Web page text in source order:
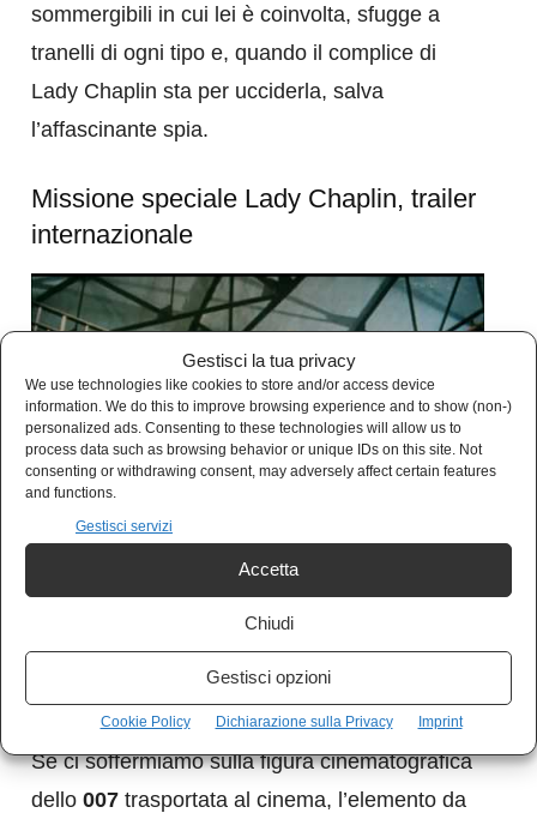
Gestisci la tua privacy
We use technologies like cookies to store and/or access device
information. We do this to improve browsing experience and to show (non-)
personalized ads. Consenting to these technologies will allow us to
process data such as browsing behavior or unique IDs on this site. Not
consenting or withdrawing consent, may adversely affect certain features
and functions.
Gestisci servizi
Accetta
Chiudi
Gestisci opzioni
Cookie Policy Dichiarazione sulla Privacy Imprint
sommergibili in cui lei è coinvolta, sfugge a
tranelli di ogni tipo e, quando il complice di
Lady Chaplin sta per ucciderla, salva
l’affascinante spia.
Missione speciale Lady Chaplin, trailer
internazionale
James Bond all’amatriciana
Se ci soffermiamo sulla figura cinematografica
dello 007 trasportata al cinema, l’elemento da